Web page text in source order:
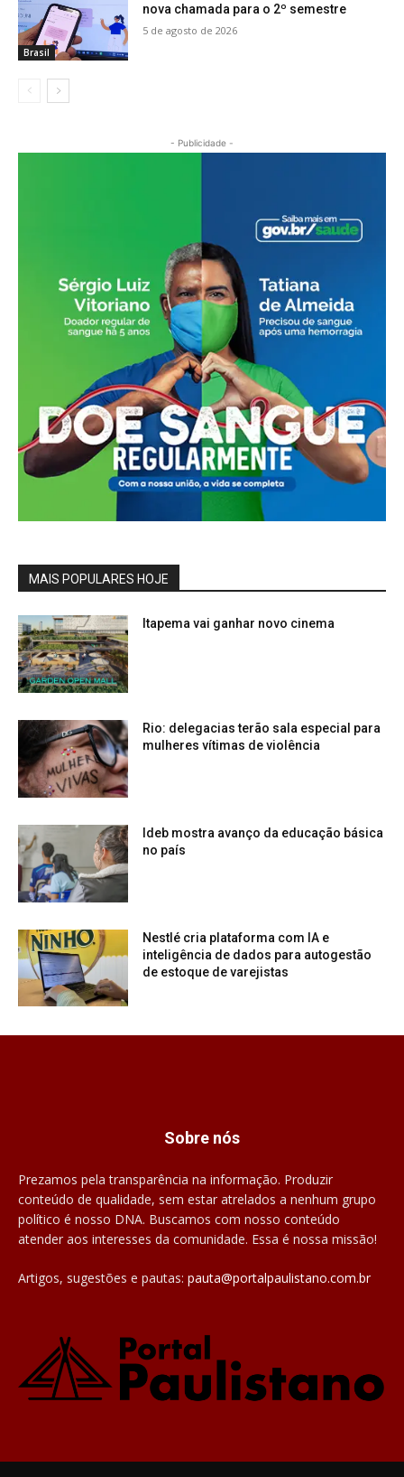
Brasil
nova chamada para o 2º semestre
5 de agosto de 2026
- Publicidade -
MAIS POPULARES HOJE
Itapema vai ganhar novo cinema
Rio: delegacias terão sala especial para
mulheres vítimas de violência
Ideb mostra avanço da educação básica
no país
Nestlé cria plataforma com IA e
inteligência de dados para autogestão
de estoque de varejistas
Sobre nós
Prezamos pela transparência na informação. Produzir
conteúdo de qualidade, sem estar atrelados a nenhum grupo
político é nosso DNA. Buscamos com nosso conteúdo
atender aos interesses da comunidade. Essa é nossa missão!
Artigos, sugestões e pautas: pauta@portalpaulistano.com.br